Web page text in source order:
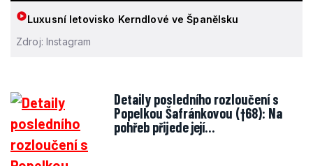
Luxusní letovisko Kerndlové ve Španělsku
Zdroj: Instagram
Detaily posledního rozloučení s
Popelkou Šafránkovou (†68): Na
pohřeb přijede její…